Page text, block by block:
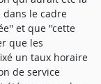
le cadre
et que ''cette
que les
un taux horaire
de service